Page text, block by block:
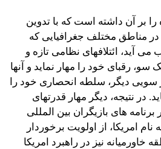
را بر آن داشته است که با تدوین
در مناطق مختلف جغرافیایی که
آید، ائتلافهای نظامی تازه و
سو، رقبای خود را مهار نماید و آنها
سویی دیگر، سلطه انحصاری خود را
در نتیجه، دیگر مهار قدرتهای
های بازیگران بین المللی
امریکا، از اولویت برخوردار
نیز در راهبرد امریکا